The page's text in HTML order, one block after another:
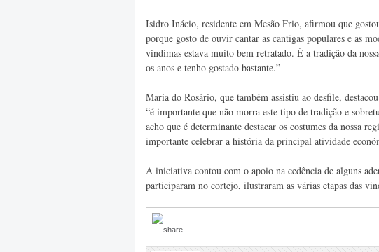
Isidro Inácio, residente em Mesão Frio, afirmou que
porque gosto de ouvir cantar as cantigas populares e as
vindimas estava muito bem retratado. É a tradição da
os anos e tenho gostado bastante.”
Maria do Rosário, que também assistiu ao desfile,
“é importante que não morra este tipo de tradição e
acho que é determinante destacar os costumes da nossa
importante celebrar a história da principal atividade
A iniciativa contou com o apoio na cedência de alguns
participaram no cortejo, ilustraram as várias etapas das